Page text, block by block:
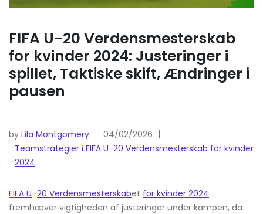
FIFA U-20 Verdensmesterskab
for kvinder 2024: Justeringer i
spillet, Taktiske skift, Ændringer i
pausen
by Lila Montgomery
04/02/2026
Teamstrategier i FIFA U-20 Verdensmesterskab for kvinder
2024
FIFA U–20 Verdensmesterskabet for kvinder 2024
fremhæver vigtigheden af justeringer under kampen, da